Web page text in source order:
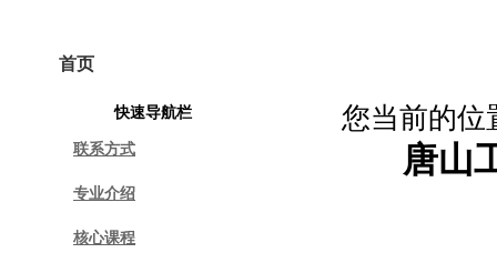
首页
快速导航栏
联系方式
专业介绍
核心课程
您当前的位
唐山